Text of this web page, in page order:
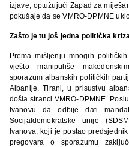
izjave, optužujući Zapad za
pokušaje da se VMRO-DPMNE
Zašto je tu još jedna politička
Prema mišljenju mnogih
vješto manipuliše
sporazum albanskih političkih
Albanije, Tirani, u prisustvu
došla stranci VMRO-DPMNE.
Ivanovu da odbije dati
Socijaldemokratske unije
Ivanova, koji je postao
pregovara o sporazumu